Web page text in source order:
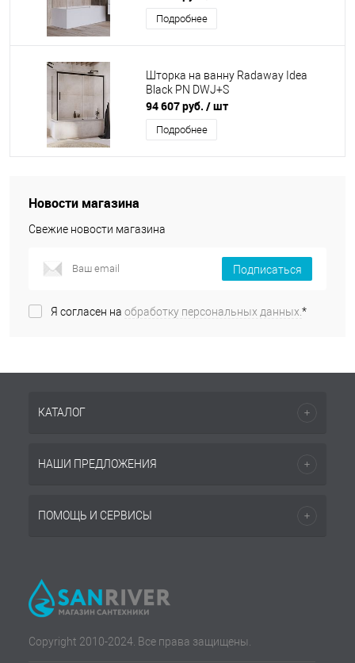
Подробнее
Шторка на ванну Radaway Idea
Black PN DWJ+S
94 607 руб. / шт
Подробнее
Новости магазина
Свежие новости магазина
Подписаться
Я согласен на обработку персональных данных.*
КАТАЛОГ
НАШИ ПРЕДЛОЖЕНИЯ
ПОМОЩЬ И СЕРВИСЫ
Copyright 2010-2024. Все права защищены.